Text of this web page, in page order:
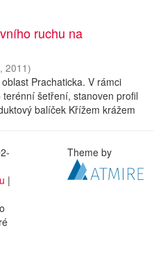
ruchu na
, 2011)
Prachaticka. V rámci
šetření, stanoven profil
balíček Křížem krážem
|
Theme by